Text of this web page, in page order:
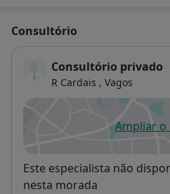
Consultório
Consultório privado
R Cardais , Vagos
Ampliar o
Disponibilidade
Este especialista não
nesta morada